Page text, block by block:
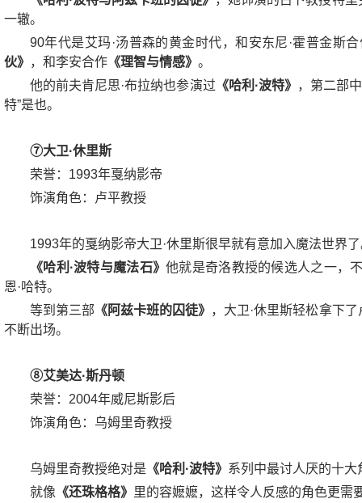
一辙。
90年代是艾玛·汤普森的黄金时代，和安东尼·霍普金斯合
伙》 ，和李安合作 《理智与情感》 。
他的前夫肯尼思·布拉纳也参演过 《哈利·波特》 ，第二部
特”是也。
⑦大卫·休里斯
荣誉：1993年戛纳影帝
饰演角色：卢平教授
1993年的戛纳影帝大卫·休里斯很早就有意加入魔法世界
《哈利·波特与魔法石》他就是奇洛教授的候选人之一，
恩·哈特。
等到第三部 《阿兹卡班的囚徒》 ，大卫·休里斯轻松拿下
不断出场。
⑧艾美达·斯丹顿
荣誉：2004年威尼斯影后
饰演角色：乌姆里奇教授
乌姆里奇教授绝对是 《哈利·波特》 系列中最讨人厌的十大
就像 《还珠格格》 里的容嬷嬷，这样令人反感的角色更需